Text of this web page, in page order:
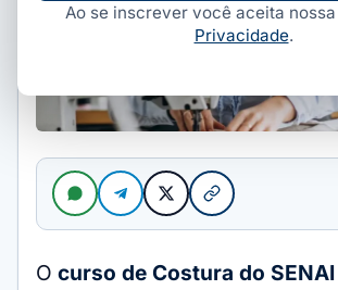
O curso de Costura do SENAI
Ao se inscrever você aceita nossa
Privacidade.